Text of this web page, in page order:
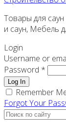
Товары для
и саун, Мебель
Login
Username or
Password *
Log In
Remember
Forgot Your